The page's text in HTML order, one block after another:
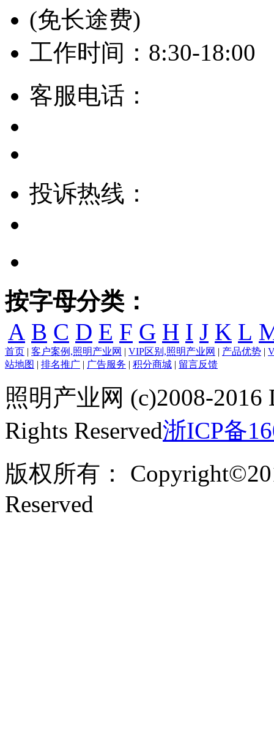
(免长途费)
工作时间：8:30-18:00
客服电话：
投诉热线：
按字母分类：
A B C D E F G H I J K L
首页 | 客户案例,照明产业网 | VIP区别,照明产业网 | 产品优势 |
站地图 | 排名推广 | 广告服务 | 积分商城 | 留言反馈
照明产业网 (c)2008-
Rights Reserved浙ICP备
版权所有：
Reserved